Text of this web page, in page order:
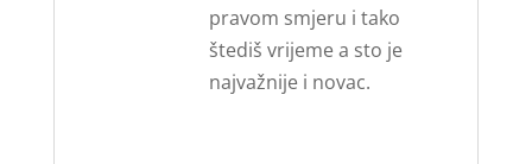
pravom smjeru i tako
štediš vrijeme a sto je
najvažnije i novac.